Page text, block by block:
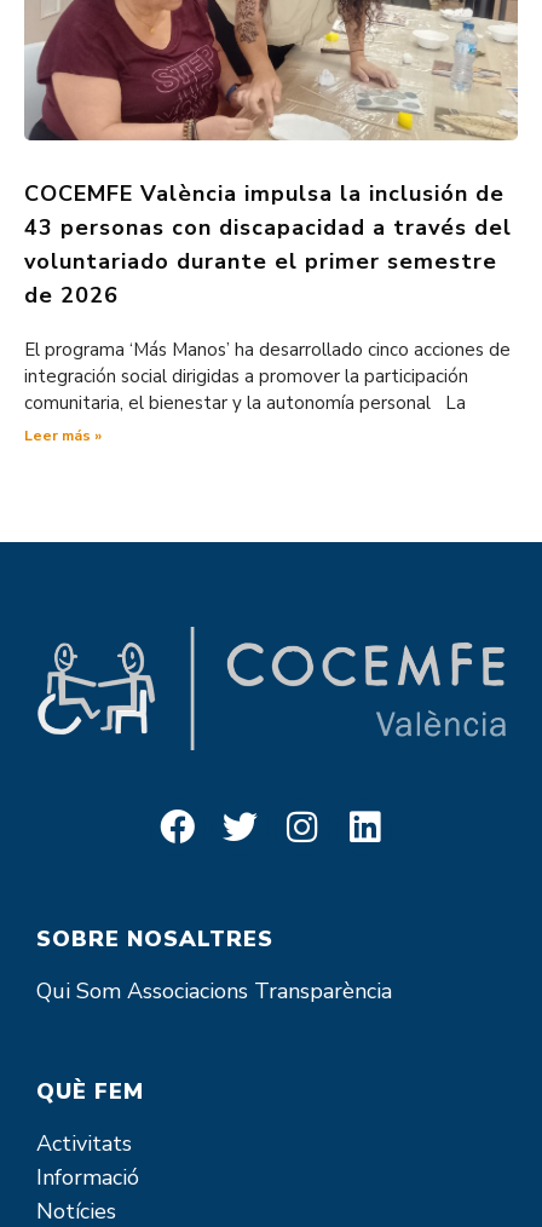
COCEMFE València impulsa la inclusión de
43 personas con discapacidad a través del
voluntariado durante el primer semestre
de 2026
El programa ‘Más Manos’ ha desarrollado cinco acciones de
integración social dirigidas a promover la participación
comunitaria, el bienestar y la autonomía personal La
Leer más »
SOBRE NOSALTRES
Qui Som Associacions Transparència
QUÈ FEM
Activitats
Informació
Notícies